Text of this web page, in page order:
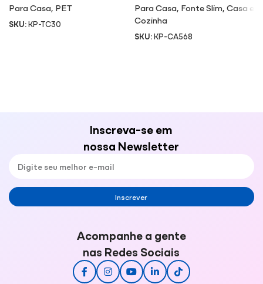
Para Casa, PET
SKU:KP-TC30
Para Casa, Fonte Slim,Casa e
Cozinha
SKU:KP-CA568
Inscreva-se em
nossa Newsletter
Inscrever
Acompanhe a gente
nas Redes Sociais